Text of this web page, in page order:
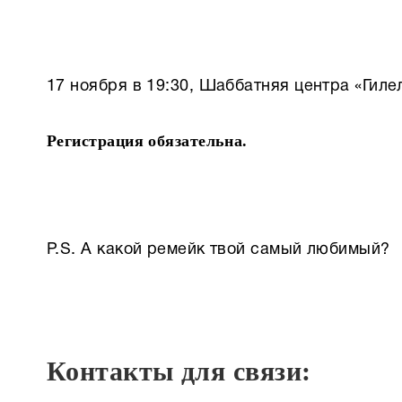
17 ноября в 19:30, Шаббатняя центра
Регистрация обязательна.
P.S. А какой ремейк твой самый любимый?
Контакты для связи: